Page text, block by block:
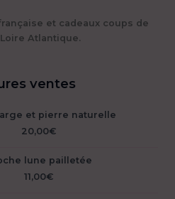
et cadeaux coups de
Atlantique.
ventes
et pierre naturelle
20,00€
lune pailletée
11,00€